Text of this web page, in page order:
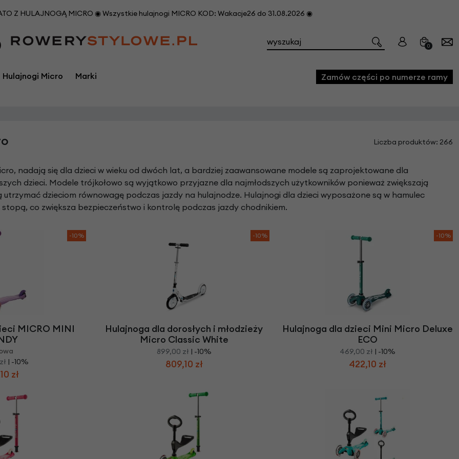
Z HULAJNOGĄ MICRO ◉ Wszystkie hulajnogi MICRO KOD: Wakacje26 do 31.08.2026 ◉
0
Bikes
Dahon
Early Rider
FollowMe
FUJI Rowery
Gazelle
Osłony łańcucha rowerowego
P edały rowerowe
Piasty rowerowe
Pompki rowerowe
rodki do pielęgnacji i konserwacji roweru
Uchwyty na telefon
Widelce rowerowe
Nakrętki i obejmy
CROOZER
Extrawheel
FollowMe
Inny
M-Wave
Thule
Trax
XLC
Yepp Holland
Hulajnogi Micro
Marki
Zamów części po numerze ramy
Liczba produktów: 266
nadają się dla dzieci w wieku od dwóch lat, a bardziej zaawansowane modele są zaprojektowane dla
dzieci. Modele trójkołowo są wyjątkowo przyjazne dla najmłodszych użytkowników ponieważ zwiększają
dzieciom równowagę podczas jazdy na hulajnodze. Hulajnogi dla dzieci wyposażone są w hamulec
co zwiększa bezpieczeństwo i kontrolę podczas jazdy chodnikiem.
-10%
MICRO MINI
| -10%
zł
-10%
Hulajnoga dla dorosłych i młodzieży
Micro Classic White
899,00 zł | -10%
809,10 zł
-10%
Hulajnoga dla dzieci Mini Micro Deluxe
ECO
469,00 zł | -10%
422,10 zł